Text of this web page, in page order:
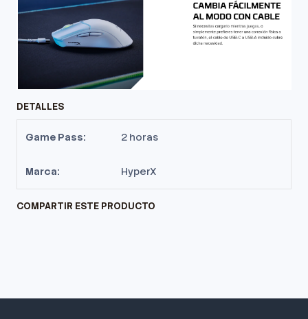
DETALLES
Game Pass: 2 horas
Marca: HyperX
COMPARTIR ESTE PRODUCTO